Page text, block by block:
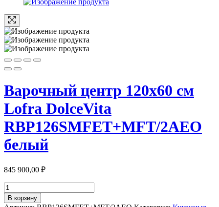
Варочный центр 120х60 см
Lofra DolceVita
RBP126SMFET+MFT/2AEO
белый
845 900,00 ₽
Количество
товара
Варочный
В корзину